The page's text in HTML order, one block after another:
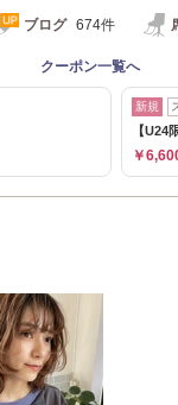
ブログ 674件
クーポン一覧へ
新規
【
￥